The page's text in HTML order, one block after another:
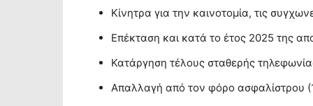
Κίνητρα για την καινοτομία, τις
Επέκταση και κατά το έτος 2025 της
Κατάργηση τέλους σταθερής
Απαλλαγή από τον φόρο ασφαλίστρου